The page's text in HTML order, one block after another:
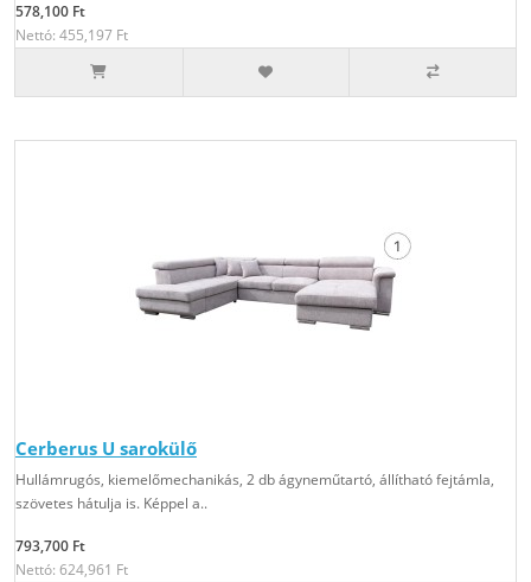
578,100 Ft
Nettó: 455,197 Ft
Cerberus U sarokülő
Hullámrugós, kiemelőmechanikás, 2 db ágyneműtartó, állítható fejtámla,
szövetes hátulja is. Képpel a..
793,700 Ft
Nettó: 624,961 Ft